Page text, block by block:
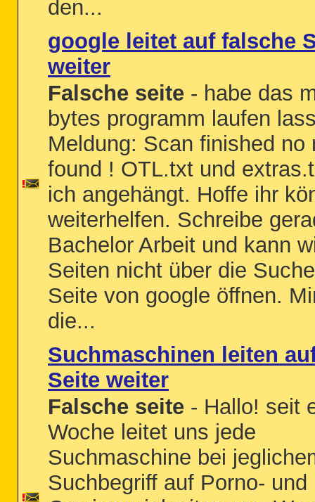
den...
google leitet auf falsche
weiter
Falsche seite - habe das
bytes programm laufen
Meldung: Scan finished no
found ! OTL.txt und
ich angehängt. Hoffe ihr
weiterhelfen. Schreibe
Bachelor Arbeit und kann
Seiten nicht über die
Seite von google öffnen.
die...
Suchmaschinen leiten
Seite weiter
Falsche seite - Hallo! seit
Woche leitet uns jede
Suchmaschine bei
Suchbegriff auf Porno- und